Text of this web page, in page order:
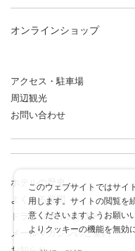
このウェブサイトではサイ
用します。サイトの閲覧を
意くださいますようお願い
よりクッキーの機能を無効
オンラインショップ
アクセス・駐車場
周辺観光
お問い合わせ
ホテルの歴史
よくある質問
ドラゴンポイントカード
メールマガジンのご案内